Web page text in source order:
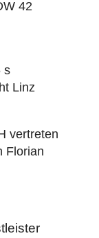
42
s
Linz
vertreten
Florian